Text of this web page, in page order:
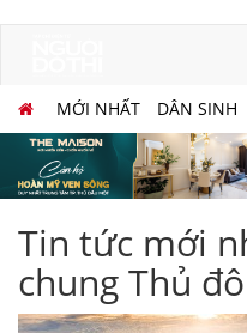
MỚI NHẤT DÂN SINH
Tin tức mới
chung Thủ